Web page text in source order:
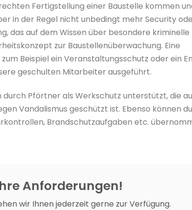
Fertigstellung einer Baustelle kommen
in der Regel nicht unbedingt mehr Security
das auf dem Wissen über besondere
zur Baustellenüberwachung. Eine
Beispiel ein Veranstaltungsschutz oder ein
geschulten Mitarbeiter ausgeführt.
Pförtner als Werkschutz unterstützt, die
Vandalismus geschützt ist. Ebenso können
Brandschutzaufgaben etc.
Anforderungen!
wir Ihnen jederzeit gerne zur Verfügung.